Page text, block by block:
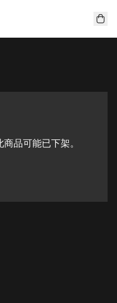
品可能已下架。